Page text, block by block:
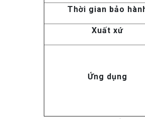
Thời gian bảo
Xuất xứ
Ứng dụng